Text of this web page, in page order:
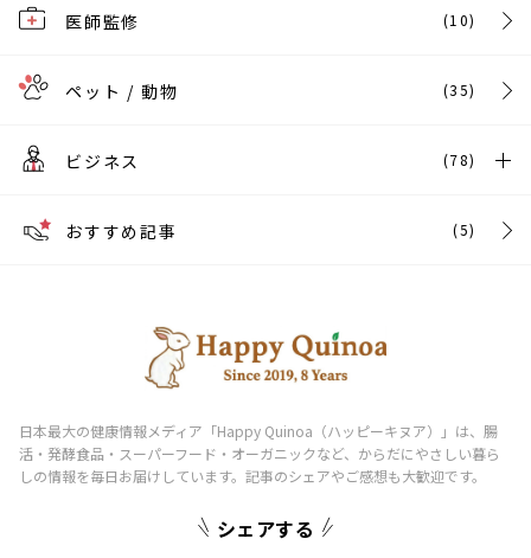
医師監修 (10)
ペット / 動物 (35)
ビジネス (78)
おすすめ記事 (5)
シェアする